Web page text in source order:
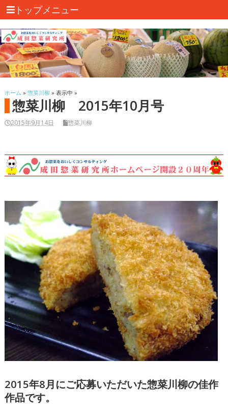
トップメニュー
ホーム » 惣菜川柳» 表示中 »
惣菜川柳 2015年10月号
2015年9月14日 惣菜川柳
2015年8月にご応募いただいた惣菜川柳の佳作
作品です。